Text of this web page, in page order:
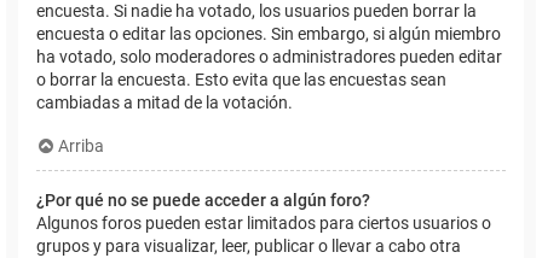
encuesta. Si nadie ha votado, los usuarios pueden borrar la
encuesta o editar las opciones. Sin embargo, si algún miembro
ha votado, solo moderadores o administradores pueden editar
o borrar la encuesta. Esto evita que las encuestas sean
cambiadas a mitad de la votación.
Arriba
¿Por qué no se puede acceder a algún foro?
Algunos foros pueden estar limitados para ciertos usuarios o
grupos y para visualizar, leer, publicar o llevar a cabo otra